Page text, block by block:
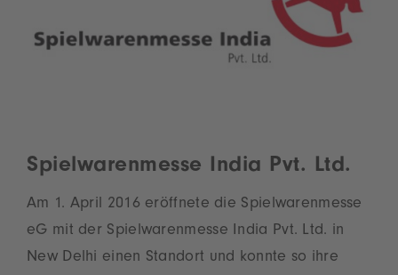
Spielwarenmesse India Pvt. Ltd.
Am 1. April 2016 eröffnete die Spielwarenmesse
eG mit der Spielwarenmesse India Pvt. Ltd. in
New Delhi einen Standort und konnte so ihre